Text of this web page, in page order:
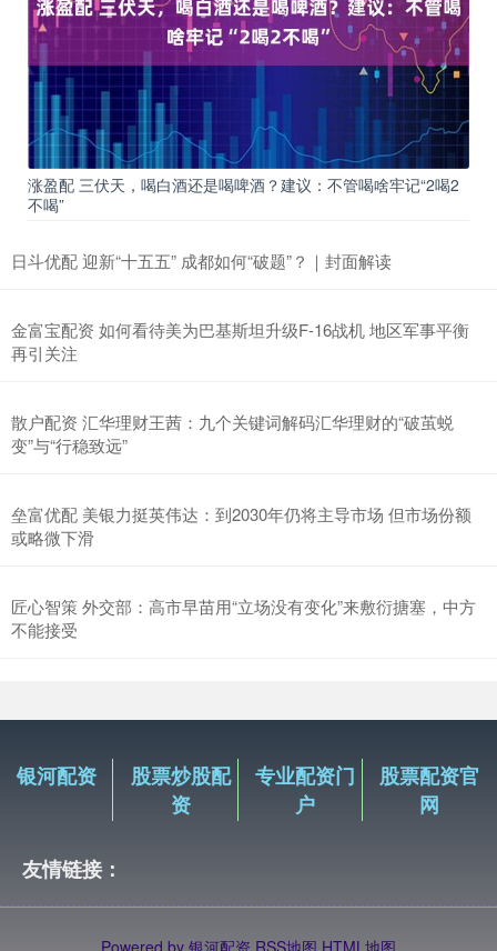
涨盈配 三伏天，喝白酒还是喝啤酒？建议：不管喝啥牢记“2喝2
不喝”
日斗优配 迎新“十五五” 成都如何“破题”？｜封面解读
金富宝配资 如何看待美为巴基斯坦升级F-16战机 地区军事平衡
再引关注
散户配资 汇华理财王茜：九个关键词解码汇华理财的“破茧蜕
变”与“行稳致远”
垒富优配 美银力挺英伟达：到2030年仍将主导市场 但市场份额
或略微下滑
匠心智策 外交部：高市早苗用“立场没有变化”来敷衍搪塞，中方
不能接受
银河配资
股票炒股配
资
专业配资门
户
股票配资官
网
友情链接：